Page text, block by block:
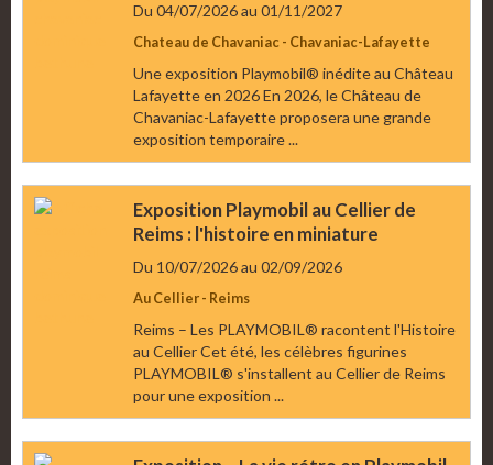
Du 04/07/2026au 01/11/2027
Chateau de Chavaniac - Chavaniac-Lafayette
Une exposition Playmobil® inédite au Château
Lafayette en 2026 En 2026, le Château de
Chavaniac-Lafayette proposera une grande
exposition temporaire ...
Exposition Playmobil au Cellier de
Reims : l'histoire en miniature
Du 10/07/2026au 02/09/2026
Au Cellier - Reims
Reims – Les PLAYMOBIL® racontent l'Histoire
au Cellier Cet été, les célèbres figurines
PLAYMOBIL® s'installent au Cellier de Reims
pour une exposition ...